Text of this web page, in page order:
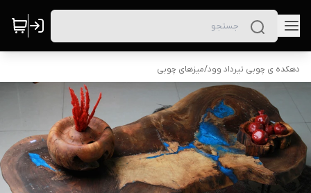
دهکده ی چوبی تیرداد وود/میزهای چوبی